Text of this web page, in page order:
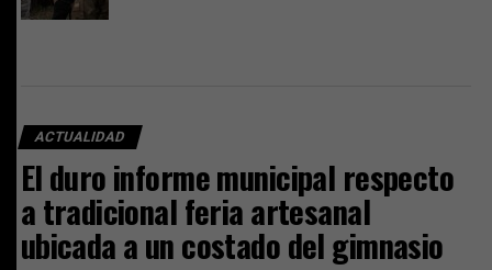
ACTUALIDAD
El duro informe municipal respecto
a tradicional feria artesanal
ubicada a un costado del gimnasio